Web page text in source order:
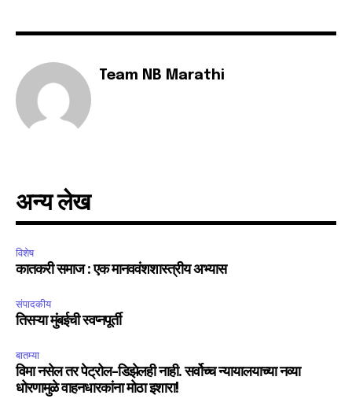
Team NB Marathi
अन्य लेख
विशेष
कातकरी समाज : एक मानववंशशास्त्रीय अभ्यास
संपादकीय
तिसऱ्या मुंबईची स्वप्नपूर्ती
बातम्या
विमा नसेल तर पेट्रोल-डिझेलही नाही. सर्वोच्च न्यायालयाच्या नव्या
धोरणामुळे वाहनधारकांना मोठा इशारा!